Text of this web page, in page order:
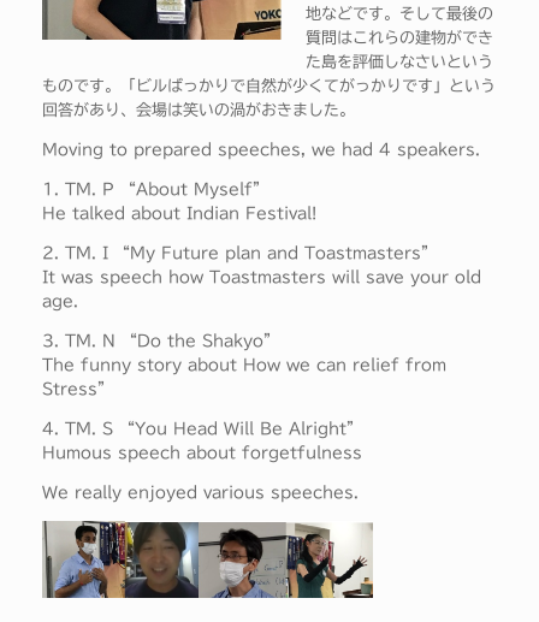
地などです。そして最後の
質問はこれらの建物ができ
た島を評価しなさいという
ものです。「ビルばっかりで自然が少くてがっかりです」という
回答があり、会場は笑いの渦がおきました。
Moving to prepared speeches, we had 4 speakers.
1. TM. P “About Myself”
He talked about Indian Festival!
2. TM. I “My Future plan and Toastmasters”
It was speech how Toastmasters will save your old
age.
3. TM. N “Do the Shakyo”
The funny story about How we can relief from
Stress”
4. TM. S “You Head Will Be Alright”
Humous speech about forgetfulness
We really enjoyed various speeches.